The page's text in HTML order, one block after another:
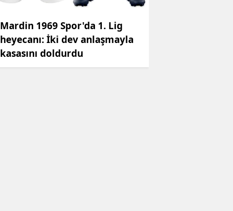
Mardin 1969 Spor'da 1. Lig
heyecanı: İki dev anlaşmayla
kasasını doldurdu